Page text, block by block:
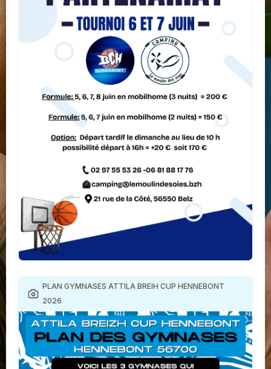
PLAN GYMNASES ATTILA BREIH CUP HENNEBONT
2026